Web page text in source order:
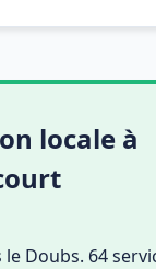
locale à
le Doubs. 64